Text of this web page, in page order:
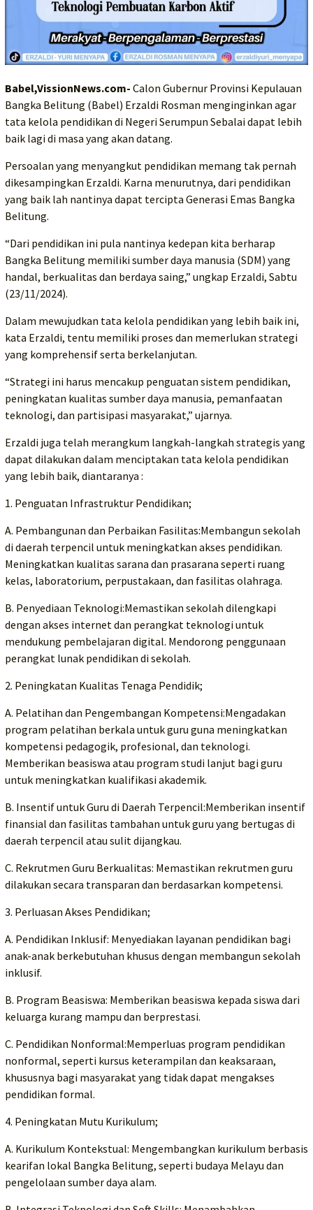
Babel,VissionNews.com- Calon Gubernur Provinsi Kepulauan
Bangka Belitung (Babel) Erzaldi Rosman menginginkan agar
tata kelola pendidikan di Negeri Serumpun Sebalai dapat lebih
baik lagi di masa yang akan datang.
Persoalan yang menyangkut pendidikan memang tak pernah
dikesampingkan Erzaldi. Karna menurutnya, dari pendidikan
yang baik lah nantinya dapat tercipta Generasi Emas Bangka
Belitung.
“Dari pendidikan ini pula nantinya kedepan kita berharap
Bangka Belitung memiliki sumber daya manusia (SDM) yang
handal, berkualitas dan berdaya saing,” ungkap Erzaldi, Sabtu
(23/11/2024).
Dalam mewujudkan tata kelola pendidikan yang lebih baik ini,
kata Erzaldi, tentu memiliki proses dan memerlukan strategi
yang komprehensif serta berkelanjutan.
“Strategi ini harus mencakup penguatan sistem pendidikan,
peningkatan kualitas sumber daya manusia, pemanfaatan
teknologi, dan partisipasi masyarakat,” ujarnya.
Erzaldi juga telah merangkum langkah-langkah strategis yang
dapat dilakukan dalam menciptakan tata kelola pendidikan
yang lebih baik, diantaranya :
1. Penguatan Infrastruktur Pendidikan;
A. Pembangunan dan Perbaikan Fasilitas:Membangun sekolah
di daerah terpencil untuk meningkatkan akses pendidikan.
Meningkatkan kualitas sarana dan prasarana seperti ruang
kelas, laboratorium, perpustakaan, dan fasilitas olahraga.
B. Penyediaan Teknologi:Memastikan sekolah dilengkapi
dengan akses internet dan perangkat teknologi untuk
mendukung pembelajaran digital. Mendorong penggunaan
perangkat lunak pendidikan di sekolah.
2. Peningkatan Kualitas Tenaga Pendidik;
A. Pelatihan dan Pengembangan Kompetensi:Mengadakan
program pelatihan berkala untuk guru guna meningkatkan
kompetensi pedagogik, profesional, dan teknologi.
Memberikan beasiswa atau program studi lanjut bagi guru
untuk meningkatkan kualifikasi akademik.
B. Insentif untuk Guru di Daerah Terpencil:Memberikan insentif
finansial dan fasilitas tambahan untuk guru yang bertugas di
daerah terpencil atau sulit dijangkau.
C. Rekrutmen Guru Berkualitas: Memastikan rekrutmen guru
dilakukan secara transparan dan berdasarkan kompetensi.
3. Perluasan Akses Pendidikan;
A. Pendidikan Inklusif: Menyediakan layanan pendidikan bagi
anak-anak berkebutuhan khusus dengan membangun sekolah
inklusif.
B. Program Beasiswa: Memberikan beasiswa kepada siswa dari
keluarga kurang mampu dan berprestasi.
C. Pendidikan Nonformal:Memperluas program pendidikan
nonformal, seperti kursus keterampilan dan keaksaraan,
khususnya bagi masyarakat yang tidak dapat mengakses
pendidikan formal.
4. Peningkatan Mutu Kurikulum;
A. Kurikulum Kontekstual: Mengembangkan kurikulum berbasis
kearifan lokal Bangka Belitung, seperti budaya Melayu dan
pengelolaan sumber daya alam.